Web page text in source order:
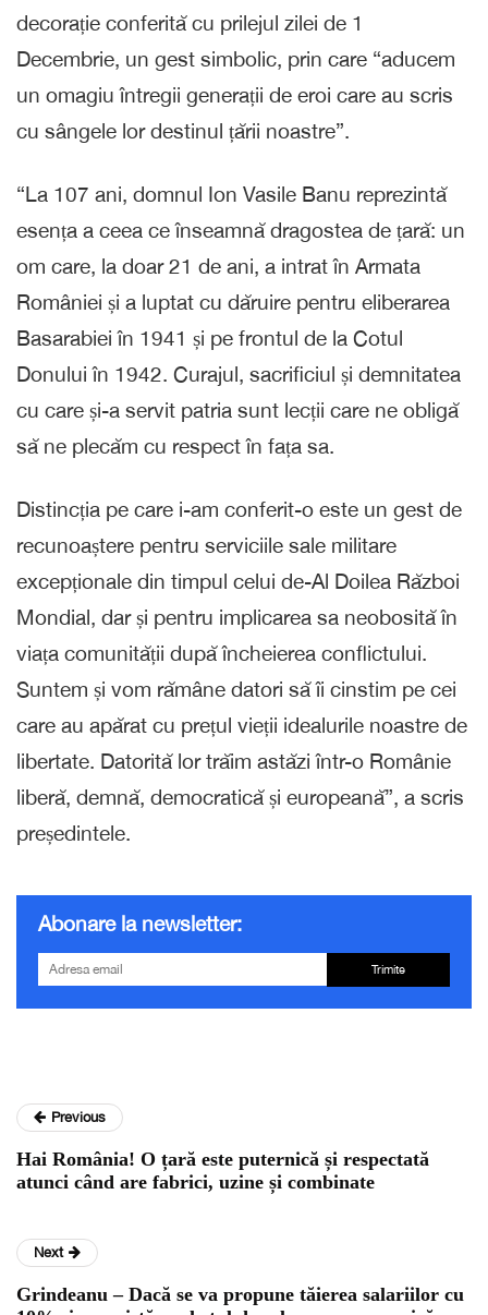
decorație conferită cu prilejul zilei de 1
Decembrie, un gest simbolic, prin care “aducem
un omagiu întregii generații de eroi care au scris
cu sângele lor destinul țării noastre”.
“La 107 ani, domnul Ion Vasile Banu reprezintă
esența a ceea ce înseamnă dragostea de țară: un
om care, la doar 21 de ani, a intrat în Armata
României și a luptat cu dăruire pentru eliberarea
Basarabiei în 1941 și pe frontul de la Cotul
Donului în 1942. Curajul, sacrificiul și demnitatea
cu care și-a servit patria sunt lecții care ne obligă
să ne plecăm cu respect în fața sa.
Distincția pe care i-am conferit-o este un gest de
recunoaștere pentru serviciile sale militare
excepționale din timpul celui de-Al Doilea Război
Mondial, dar și pentru implicarea sa neobosită în
viața comunității după încheierea conflictului.
Suntem și vom rămâne datori să îi cinstim pe cei
care au apărat cu prețul vieții idealurile noastre de
libertate. Datorită lor trăim astăzi într-o Românie
liberă, demnă, democratică și europeană”, a scris
președintele.
Abonare la newsletter:
Trimite
Previous
Hai România! O țară este puternică și respectată
atunci când are fabrici, uzine și combinate
Next
Grindeanu – Dacă se va propune tăierea salariilor cu